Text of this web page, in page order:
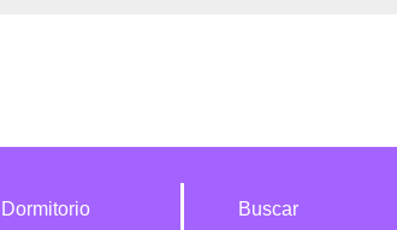
Dormitorio
Buscar